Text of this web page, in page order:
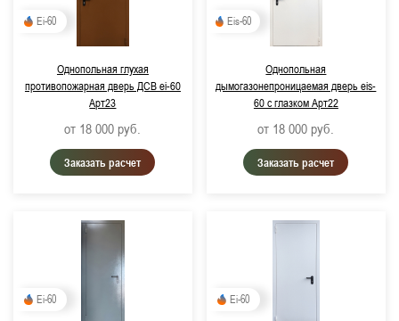
Ei-60
Однопольная глухая
противопожарная дверь ДСВ ei-60
Арт23
от 18 000 руб.
Заказать расчет
Eis-60
Однопольная
дымогазонепроницаемая дверь eis-
60 с глазком Арт22
от 18 000 руб.
Заказать расчет
Ei-60 Ei-60